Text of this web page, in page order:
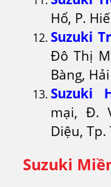
Hổ, P.
Suzuki
Đô Thị
Bàng,
Suzuki
mại, Đ.
Diệu,
Suzuki